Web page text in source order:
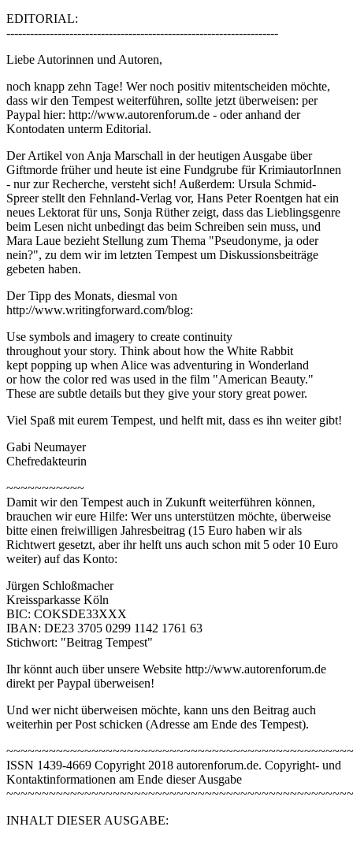
EDITORIAL:
---------------------------------------------------------------------
Liebe Autorinnen und Autoren,
noch knapp zehn Tage! Wer noch positiv mitentscheiden möchte,
dass wir den Tempest weiterführen, sollte jetzt überweisen: per
Paypal hier: http://www.autorenforum.de - oder anhand der
Kontodaten unterm Editorial.
Der Artikel von Anja Marschall in der heutigen Ausgabe über
Giftmorde früher und heute ist eine Fundgrube für KrimiautorInnen
- nur zur Recherche, versteht sich! Außerdem: Ursula Schmid-
Spreer stellt den Fehnland-Verlag vor, Hans Peter Roentgen hat ein
neues Lektorat für uns, Sonja Rüther zeigt, dass das Lieblingsgenre
beim Lesen nicht unbedingt das beim Schreiben sein muss, und
Mara Laue bezieht Stellung zum Thema "Pseudonyme, ja oder
nein?", zu dem wir im letzten Tempest um Diskussionsbeiträge
gebeten haben.
Der Tipp des Monats, diesmal von
http://www.writingforward.com/blog:
Use symbols and imagery to create continuity
throughout your story. Think about how the White Rabbit
kept popping up when Alice was adventuring in Wonderland
or how the color red was used in the film "American Beauty."
These are subtle details but they give your story great power.
Viel Spaß mit eurem Tempest, und helft mit, dass es ihn weiter gibt!
Gabi Neumayer
Chefredakteurin
~~~~~~~~~~~
Damit wir den Tempest auch in Zukunft weiterführen können,
brauchen wir eure Hilfe: Wer uns unterstützen möchte, überweise
bitte einen freiwilligen Jahresbeitrag (15 Euro haben wir als
Richtwert gesetzt, aber ihr helft uns auch schon mit 5 oder 10 Euro
weiter) auf das Konto:
Jürgen Schloßmacher
Kreissparkasse Köln
BIC: COKSDE33XXX
IBAN: DE23 3705 0299 1142 1761 63
Stichwort: "Beitrag Tempest"
Ihr könnt auch über unsere Website http://www.autorenforum.de
direkt per Paypal überweisen!
Und wer nicht überweisen möchte, kann uns den Beitrag auch
weiterhin per Post schicken (Adresse am Ende des Tempest).
ISSN 1439-4669 Copyright 2018 autorenforum.de. Copyright- und
Kontaktinformationen am Ende dieser Ausgabe
INHALT DIESER AUSGABE: